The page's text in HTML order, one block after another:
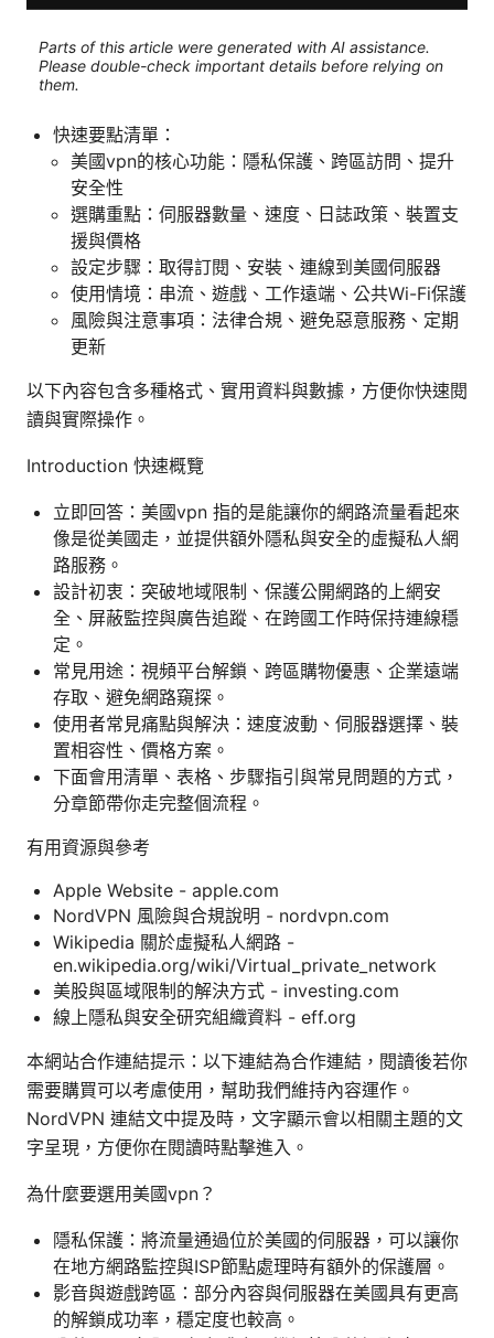
Parts of this article were generated with AI assistance.
Please double-check important details before relying on
them.
快速要點清單：
美國vpn的核心功能：隱私保護、跨區訪問、提升
安全性
選購重點：伺服器數量、速度、日誌政策、裝置支
援與價格
設定步驟：取得訂閱、安裝、連線到美國伺服器
使用情境：串流、遊戲、工作遠端、公共Wi-Fi保護
風險與注意事項：法律合規、避免惡意服務、定期
更新
以下內容包含多種格式、實用資料與數據，方便你快速閱
讀與實際操作。
Introduction 快速概覽
立即回答：美國vpn 指的是能讓你的網路流量看起來
像是從美國走，並提供額外隱私與安全的虛擬私人網
路服務。
設計初衷：突破地域限制、保護公開網路的上網安
全、屏蔽監控與廣告追蹤、在跨國工作時保持連線穩
定。
常見用途：視頻平台解鎖、跨區購物優惠、企業遠端
存取、避免網路窺探。
使用者常見痛點與解決：速度波動、伺服器選擇、裝
置相容性、價格方案。
下面會用清單、表格、步驟指引與常見問題的方式，
分章節帶你走完整個流程。
有用資源與參考
Apple Website - apple.com
NordVPN 風險與合規說明 - nordvpn.com
Wikipedia 關於虛擬私人網路 -
en.wikipedia.org/wiki/Virtual_private_network
美股與區域限制的解決方式 - investing.com
線上隱私與安全研究組織資料 - eff.org
本網站合作連結提示：以下連結為合作連結，閱讀後若你
需要購買可以考慮使用，幫助我們維持內容運作。
NordVPN 連結文中提及時，文字顯示會以相關主題的文
字呈現，方便你在閱讀時點擊進入。
為什麼要選用美國vpn？
隱私保護：將流量通過位於美國的伺服器，可以讓你
在地方網路監控與ISP節點處理時有額外的保護層。
影音與遊戲跨區：部分內容與伺服器在美國具有更高
的解鎖成功率，穩定度也較高。